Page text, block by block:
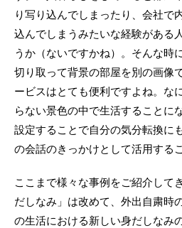
り写り込んでしまったり、会社で
込んでしまうみたいな経験がある
うか（ないですかね）。そんな時
切り取って背景の部屋を別の画像
ービスはとても便利ですよね。な
らない景色の中で生活することに
設定することで自分の気分転換に
の会話のきっかけとして活用する
ここまで様々な事例をご紹介して
だしなみ」は改めて、外出自粛時
の生活における新しい身だしなみ